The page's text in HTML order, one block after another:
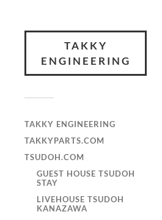
TAKKY
ENGINEERING
TAKKY ENGINEERING
TAKKYPARTS.COM
TSUDOH.COM
GUEST HOUSE TSUDOH
STAY
LIVEHOUSE TSUDOH
KANAZAWA